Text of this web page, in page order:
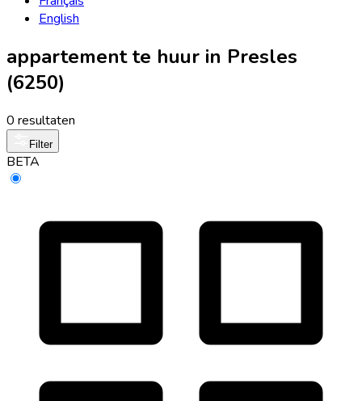
English
appartement te huur in Presles
(6250)
0 resultaten
Filter
BETA